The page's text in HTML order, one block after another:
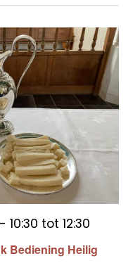
Bediening Heilig
10:30 tot 12:30